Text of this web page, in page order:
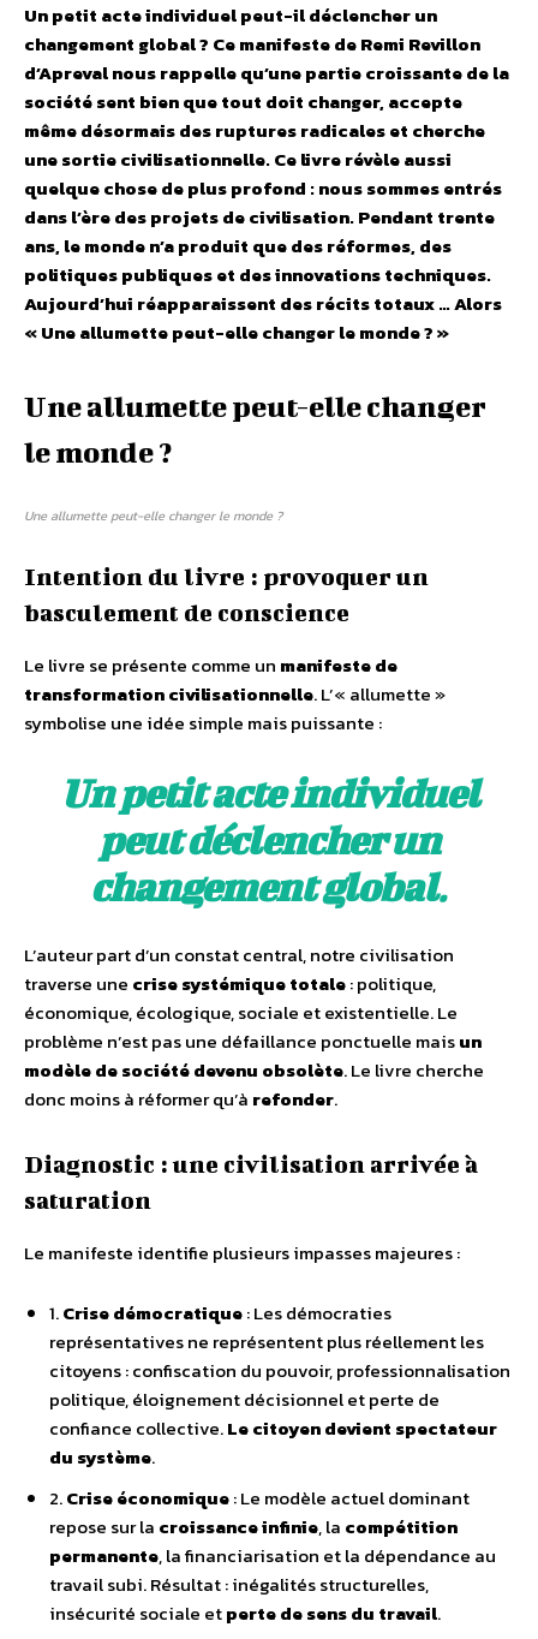
Un petit acte individuel peut-il déclencher un
changement global ? Ce manifeste de Remi Revillon
d’Apreval nous rappelle qu’une partie croissante de la
société sent bien que tout doit changer, accepte
même désormais des ruptures radicales et cherche
une sortie civilisationnelle. Ce livre révèle aussi
quelque chose de plus profond : nous sommes entrés
dans l’ère des projets de civilisation. Pendant trente
ans, le monde n’a produit que des réformes, des
politiques publiques et des innovations techniques.
Aujourd’hui réapparaissent des récits totaux … Alors
« Une allumette peut-elle changer le monde ? »
Une allumette peut-elle changer
le monde ?
Une allumette peut-elle changer le monde ?
Intention du livre : provoquer un
basculement de conscience
Le livre se présente comme un manifeste de
transformation civilisationnelle. L’« allumette »
symbolise une idée simple mais puissante :
Un petit acte individuel
peut déclencher un
changement global.
L’auteur part d’un constat central, notre civilisation
traverse une crise systémique totale: politique,
économique, écologique, sociale et existentielle. Le
problème n’est pas une défaillance ponctuelle maisun
modèle de société devenu obsolète. Le livre cherche
donc moins à réformer qu’à refonder.
Diagnostic : une civilisation arrivée à
saturation
Le manifeste identifie plusieurs impasses majeures :
1.Crise démocratique: Les démocraties
représentatives ne représentent plus réellement les
citoyens : confiscation du pouvoir, professionnalisation
politique, éloignement décisionnel et perte de
confiance collective.Le citoyen devient spectateur
du système.
2.Crise économique: Le modèle actuel dominant
repose sur la croissance infinie, la compétition
permanente, la financiarisation et la dépendance au
travail subi. Résultat : inégalités structurelles,
insécurité sociale etperte de sens du travail.